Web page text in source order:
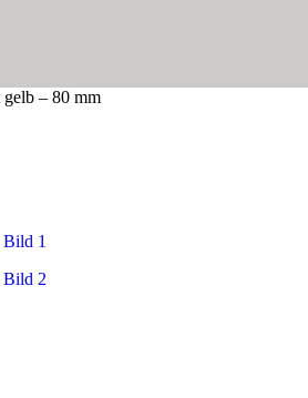
gelb – 80 mm